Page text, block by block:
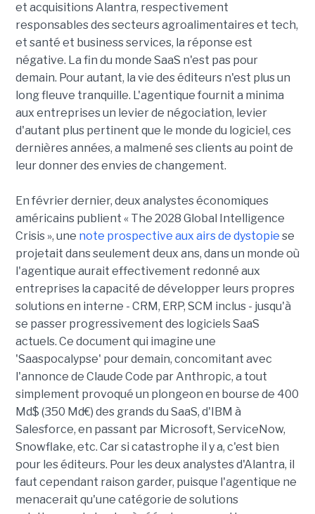
et acquisitions Alantra, respectivement
responsables des secteurs agroalimentaires et tech,
et santé et business services, la réponse est
négative. La fin du monde SaaS n'est pas pour
demain. Pour autant, la vie des éditeurs n'est plus un
long fleuve tranquille. L'agentique fournit a minima
aux entreprises un levier de négociation, levier
d'autant plus pertinent que le monde du logiciel, ces
dernières années, a malmené ses clients au point de
leur donner des envies de changement.
En février dernier, deux analystes économiques
américains publient « The 2028 Global Intelligence
Crisis », une note prospective aux airs de dystopie se
projetait dans seulement deux ans, dans un monde où
l'agentique aurait effectivement redonné aux
entreprises la capacité de développer leurs propres
solutions en interne - CRM, ERP, SCM inclus - jusqu'à
se passer progressivement des logiciels SaaS
actuels. Ce document qui imagine une
'Saaspocalypse' pour demain, concomitant avec
l'annonce de Claude Code par Anthropic, a tout
simplement provoqué un plongeon en bourse de 400
Md$ (350 Md€) des grands du SaaS, d'IBM à
Salesforce, en passant par Microsoft, ServiceNow,
Snowflake, etc. Car si catastrophe il y a, c'est bien
pour les éditeurs. Pour les deux analystes d'Alantra, il
faut cependant raison garder, puisque l'agentique ne
menacerait qu'une catégorie de solutions